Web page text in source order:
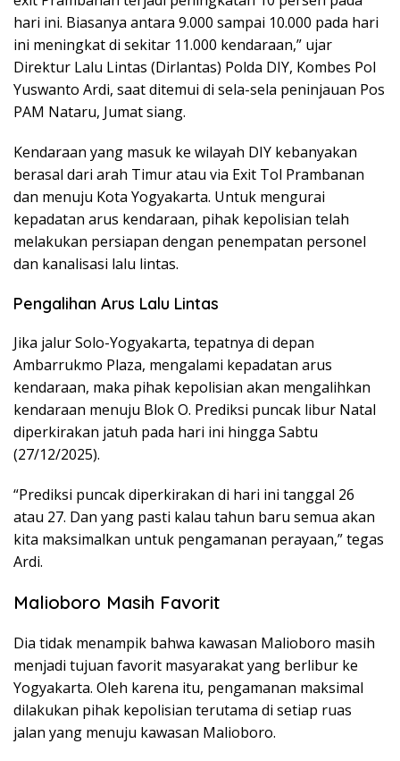
hari ini. Biasanya antara 9.000 sampai 10.000 pada hari
ini meningkat di sekitar 11.000 kendaraan,” ujar
Direktur Lalu Lintas (Dirlantas) Polda DIY, Kombes Pol
Yuswanto Ardi, saat ditemui di sela-sela peninjauan Pos
PAM Nataru, Jumat siang.
Kendaraan yang masuk ke wilayah DIY kebanyakan
berasal dari arah Timur atau via Exit Tol Prambanan
dan menuju Kota Yogyakarta. Untuk mengurai
kepadatan arus kendaraan, pihak kepolisian telah
melakukan persiapan dengan penempatan personel
dan kanalisasi lalu lintas.
Pengalihan Arus Lalu Lintas
Jika jalur Solo-Yogyakarta, tepatnya di depan
Ambarrukmo Plaza, mengalami kepadatan arus
kendaraan, maka pihak kepolisian akan mengalihkan
kendaraan menuju Blok O. Prediksi puncak libur Natal
diperkirakan jatuh pada hari ini hingga Sabtu
(27/12/2025).
“Prediksi puncak diperkirakan di hari ini tanggal 26
atau 27. Dan yang pasti kalau tahun baru semua akan
kita maksimalkan untuk pengamanan perayaan,” tegas
Ardi.
Malioboro Masih Favorit
Dia tidak menampik bahwa kawasan Malioboro masih
menjadi tujuan favorit masyarakat yang berlibur ke
Yogyakarta. Oleh karena itu, pengamanan maksimal
dilakukan pihak kepolisian terutama di setiap ruas
jalan yang menuju kawasan Malioboro.